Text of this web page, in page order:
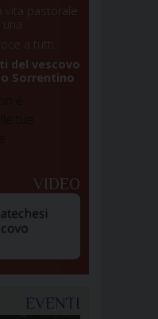
vita pastorale
a tutti.
del vescovo
Sorrentino
VIDEO
EVENTI